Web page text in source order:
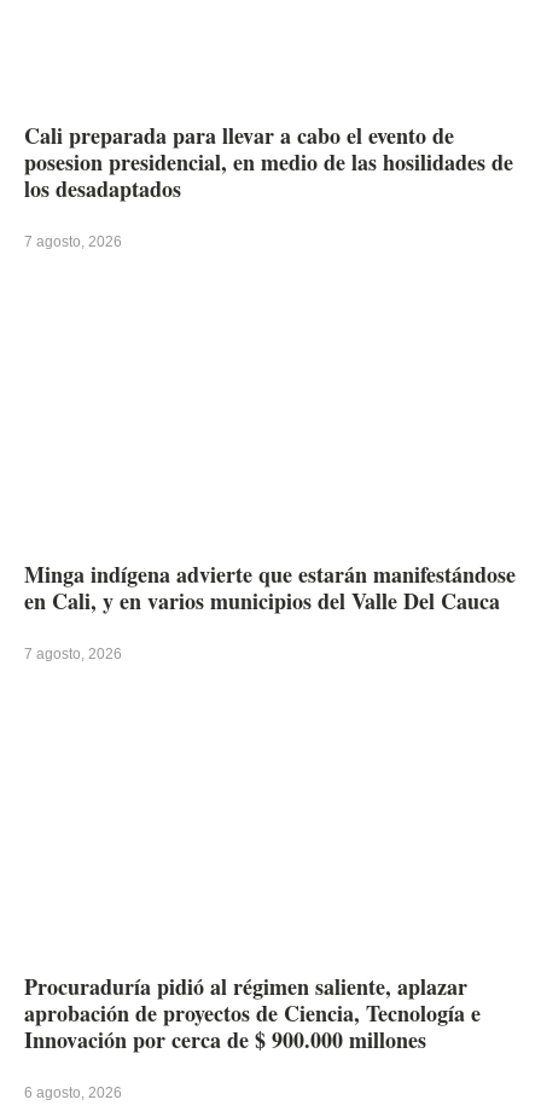
Cali preparada para llevar a cabo el evento de
posesion presidencial, en medio de las hosilidades de
los desadaptados
7 agosto, 2026
Minga indígena advierte que estarán manifestándose
en Cali, y en varios municipios del Valle Del Cauca
7 agosto, 2026
Procuraduría pidió al régimen saliente, aplazar
aprobación de proyectos de Ciencia, Tecnología e
Innovación por cerca de $ 900.000 millones
6 agosto, 2026